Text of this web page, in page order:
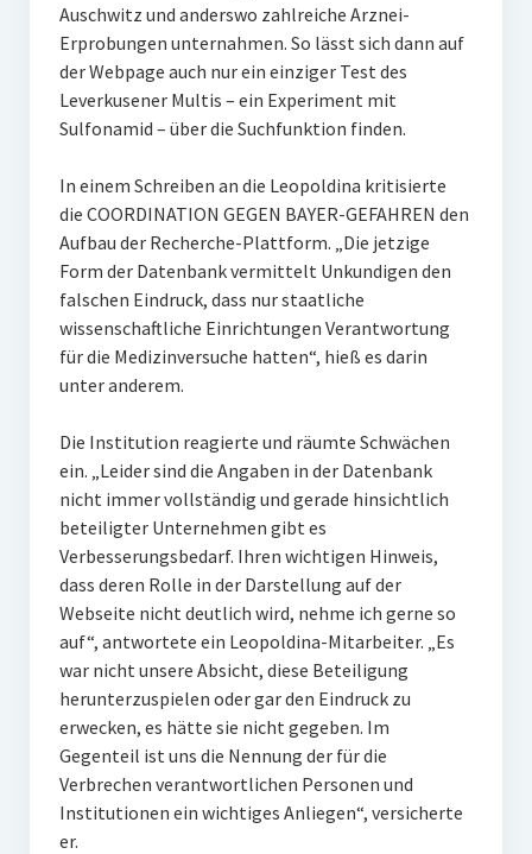
Auschwitz und anderswo zahlreiche Arznei-
Erprobungen unternahmen. So lässt sich dann auf
der Webpage auch nur ein einziger Test des
Leverkusener Multis – ein Experiment mit
Sulfonamid – über die Suchfunktion finden.
In einem Schreiben an die Leopoldina kritisierte
die COORDINATION GEGEN BAYER-GEFAHREN den
Aufbau der Recherche-Plattform. „Die jetzige
Form der Datenbank vermittelt Unkundigen den
falschen Eindruck, dass nur staatliche
wissenschaftliche Einrichtungen Verantwortung
für die Medizinversuche hatten“, hieß es darin
unter anderem.
Die Institution reagierte und räumte Schwächen
ein. „Leider sind die Angaben in der Datenbank
nicht immer vollständig und gerade hinsichtlich
beteiligter Unternehmen gibt es
Verbesserungsbedarf. Ihren wichtigen Hinweis,
dass deren Rolle in der Darstellung auf der
Webseite nicht deutlich wird, nehme ich gerne so
auf“, antwortete ein Leopoldina-Mitarbeiter. „Es
war nicht unsere Absicht, diese Beteiligung
herunterzuspielen oder gar den Eindruck zu
erwecken, es hätte sie nicht gegeben. Im
Gegenteil ist uns die Nennung der für die
Verbrechen verantwortlichen Personen und
Institutionen ein wichtiges Anliegen“, versicherte
er.